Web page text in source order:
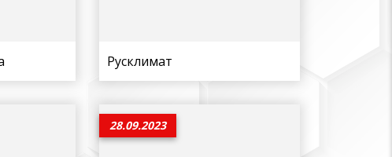
Русклимат
28.09.2023